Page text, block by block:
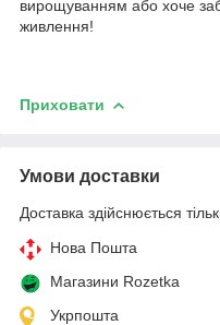
вирощуванням або хоче
живлення!
Приховати
Умови доставки
Доставка здійснюється
Нова Пошта
Магазини Rozetka
Укрпошта